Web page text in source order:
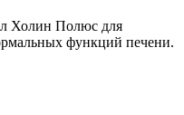
Холин Полюс для
функций печени.